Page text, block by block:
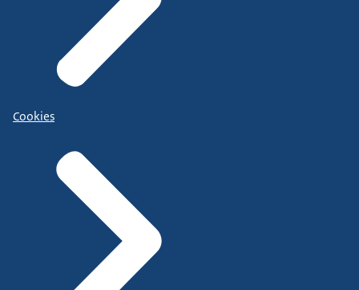
Cookies